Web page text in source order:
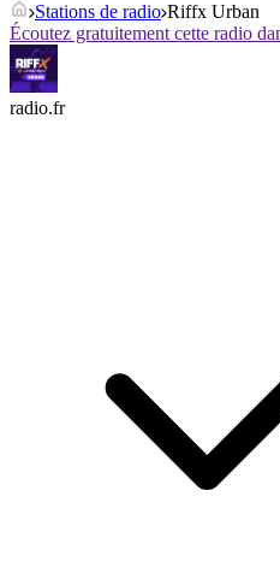
Stations de radio Riffx Urban
Écoutez gratuitement cette radio
radio.fr